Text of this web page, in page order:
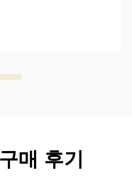
매 후기